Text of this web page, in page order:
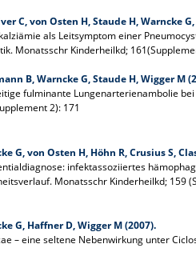
C, von Osten H, Staude H, Warncke
als Leitsymptom einer
Monatsschr Kinderheilkd;
B, Warncke G, Staude H, Wigger M
fulminante Lungenarterienambolie
2): 171
G, von Osten H, Höhn R, Crusius S,
infektassoziiertes
Monatsschr Kinderheilkd; 159
G, Haffner D, Wigger M (2007).
– eine seltene Nebenwirkung unter